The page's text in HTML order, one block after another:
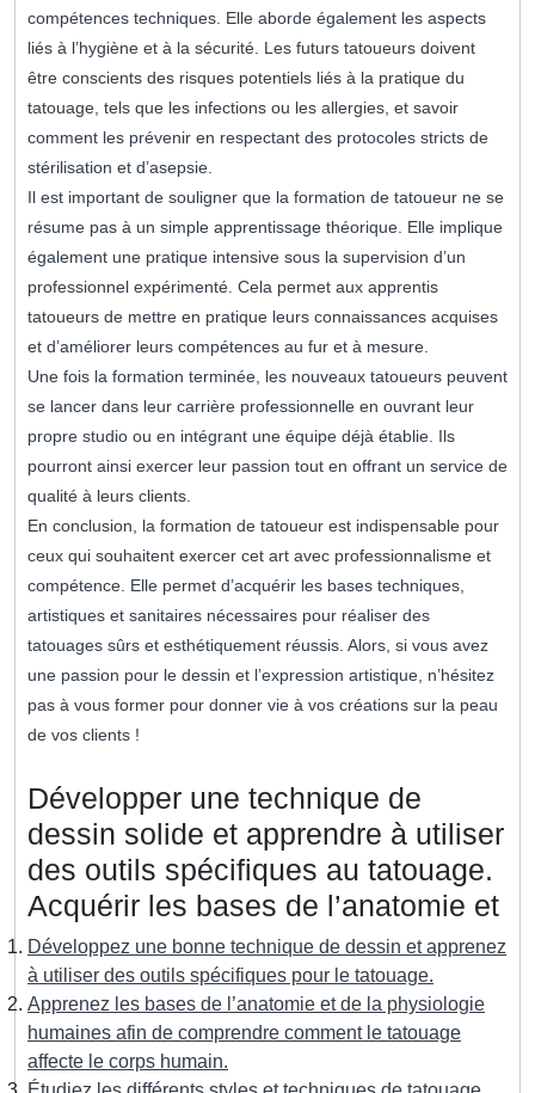
compétences techniques. Elle aborde également les aspects
liés à l’hygiène et à la sécurité. Les futurs tatoueurs doivent
être conscients des risques potentiels liés à la pratique du
tatouage, tels que les infections ou les allergies, et savoir
comment les prévenir en respectant des protocoles stricts de
stérilisation et d’asepsie.
Il est important de souligner que la formation de tatoueur ne se
résume pas à un simple apprentissage théorique. Elle implique
également une pratique intensive sous la supervision d’un
professionnel expérimenté. Cela permet aux apprentis
tatoueurs de mettre en pratique leurs connaissances acquises
et d’améliorer leurs compétences au fur et à mesure.
Une fois la formation terminée, les nouveaux tatoueurs peuvent
se lancer dans leur carrière professionnelle en ouvrant leur
propre studio ou en intégrant une équipe déjà établie. Ils
pourront ainsi exercer leur passion tout en offrant un service de
qualité à leurs clients.
En conclusion, la formation de tatoueur est indispensable pour
ceux qui souhaitent exercer cet art avec professionnalisme et
compétence. Elle permet d’acquérir les bases techniques,
artistiques et sanitaires nécessaires pour réaliser des
tatouages sûrs et esthétiquement réussis. Alors, si vous avez
une passion pour le dessin et l’expression artistique, n’hésitez
pas à vous former pour donner vie à vos créations sur la peau
de vos clients !
Développer une technique de
dessin solide et apprendre à utiliser
des outils spécifiques au tatouage.
Acquérir les bases de l’anatomie et
Développez une bonne technique de dessin et apprenez
à utiliser des outils spécifiques pour le tatouage.
Apprenez les bases de l’anatomie et de la physiologie
humaines afin de comprendre comment le tatouage
affecte le corps humain.